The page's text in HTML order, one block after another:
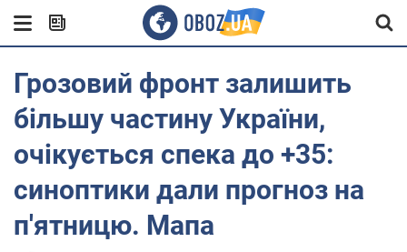
Грозовий фронт залишить
більшу частину України,
очікується спека до +35:
синоптики дали прогноз на
п'ятницю. Мапа